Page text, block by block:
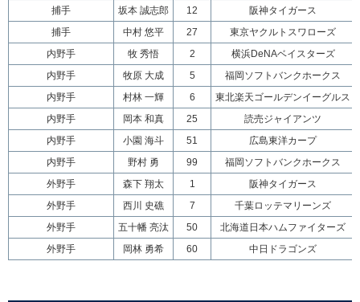
捕手
坂本 誠志郎 12
阪神タイガース
捕手
中村 悠平 27
東京ヤクルトスワローズ
内野手
牧 秀悟 2
横浜DeNAベイスターズ
内野手
牧原 大成 5
福岡ソフトバンクホークス
内野手
村林 一輝 6
東北楽天ゴールデンイーグルス
内野手
岡本 和真 25
読売ジャイアンツ
内野手
小園 海斗 51
広島東洋カープ
内野手
野村 勇 99
福岡ソフトバンクホークス
外野手
森下 翔太 1
阪神タイガース
外野手
西川 史礁 7
千葉ロッテマリーンズ
外野手
五十幡 亮汰 50
北海道日本ハムファイターズ
外野手
岡林 勇希 60 中日ドラゴンズ